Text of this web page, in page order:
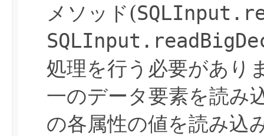
メソッド(
処理を行う必要があり
一のデータ要素を読み
の各属性の値を読み込